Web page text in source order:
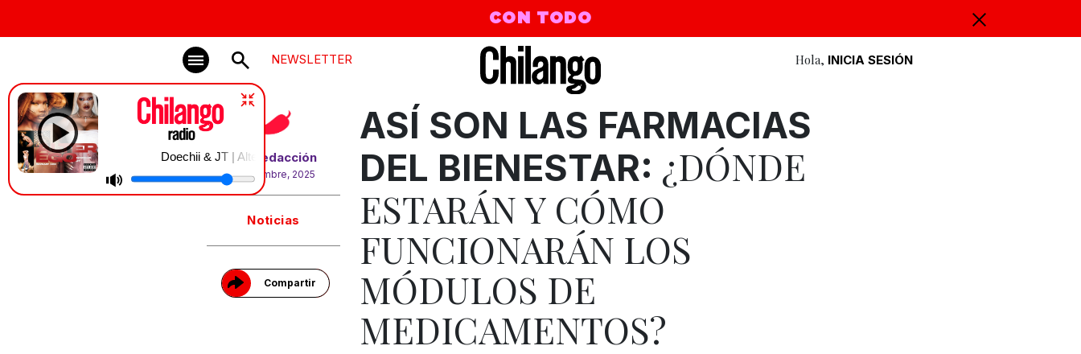
CON TODO
NEWSLETTER Hola, INICIA SESIÓN
Doechii & JT | Alter Ego
Por Redacción
2 diciembre, 2025
Noticias
Compartir
ASÍ SON LAS FARMACIAS
DEL BIENESTAR: ¿DÓNDE
ESTARÁN Y CÓMO
FUNCIONARÁN LOS
MÓDULOS DE
MEDICAMENTOS?